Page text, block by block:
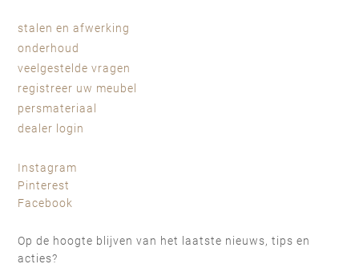
stalen en afwerking
onderhoud
veelgestelde vragen
registreer uw meubel
persmateriaal
dealer login
Instagram
Pinterest
Facebook
Op de hoogte blijven van het laatste nieuws, tips en
acties?